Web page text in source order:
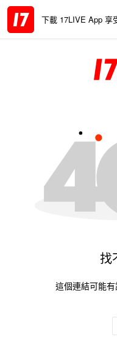
下載 17LIVE App 享
找
這個連結可能